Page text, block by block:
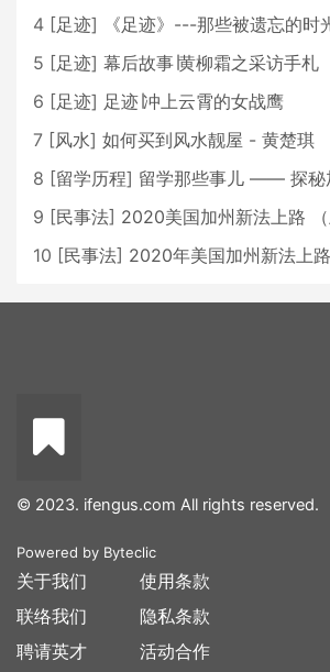
4 [足迹]
《足迹》---那些被遗忘的时
5 [足迹] 幕后故事∣黄柳霜之采访手札
6 [足迹] 足迹∣冲上云霄的女战鹰
7 [风水] 如何买到风水靓屋 - 黄楚琪
8 [留学历程] 留学那些事儿 —— 探秘加州理工学院
9 [民事法] 2020美国加州新法上路 （
10 [民事法] 2020年美国加州新法上路
© 2023. ifengus.com All rights reserved.
Powered by Byteclic
关于我们
联络我们
聘请英才
使用条款
隐私条款
活动合作